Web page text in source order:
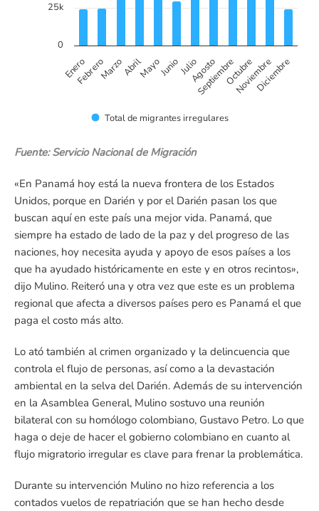
Total de migrantes irregulares
Enero
FebreroMarzoAbrilMayoJunioJulioAgosto
SeptiembreOctubre
Noviembre
Diciembre
0
25k
End of interactive chart.
Fuente: Servicio Nacional de Migración
«En Panamá hoy está la nueva frontera de los Estados
Unidos, porque en Darién y por el Darién pasan los que
buscan aquí en este país una mejor vida. Panamá, que
siempre ha estado de lado de la paz y del progreso de las
naciones, hoy necesita ayuda y apoyo de esos países a los
que ha ayudado históricamente en este y en otros recintos»,
dijo Mulino. Reiteró una y otra vez que este es un problema
regional que afecta a diversos países pero es Panamá el que
paga el costo más alto.
Lo ató también al crimen organizado y la delincuencia que
controla el flujo de personas, así como a la devastación
ambiental en la selva del Darién. Además de su intervención
en la Asamblea General, Mulino sostuvo una reunión
bilateral con su homólogo colombiano, Gustavo Petro. Lo que
haga o deje de hacer el gobierno colombiano en cuanto al
flujo migratorio irregular es clave para frenar la problemática.
Durante su intervención Mulino no hizo referencia a los
contados vuelos de repatriación que se han hecho desde